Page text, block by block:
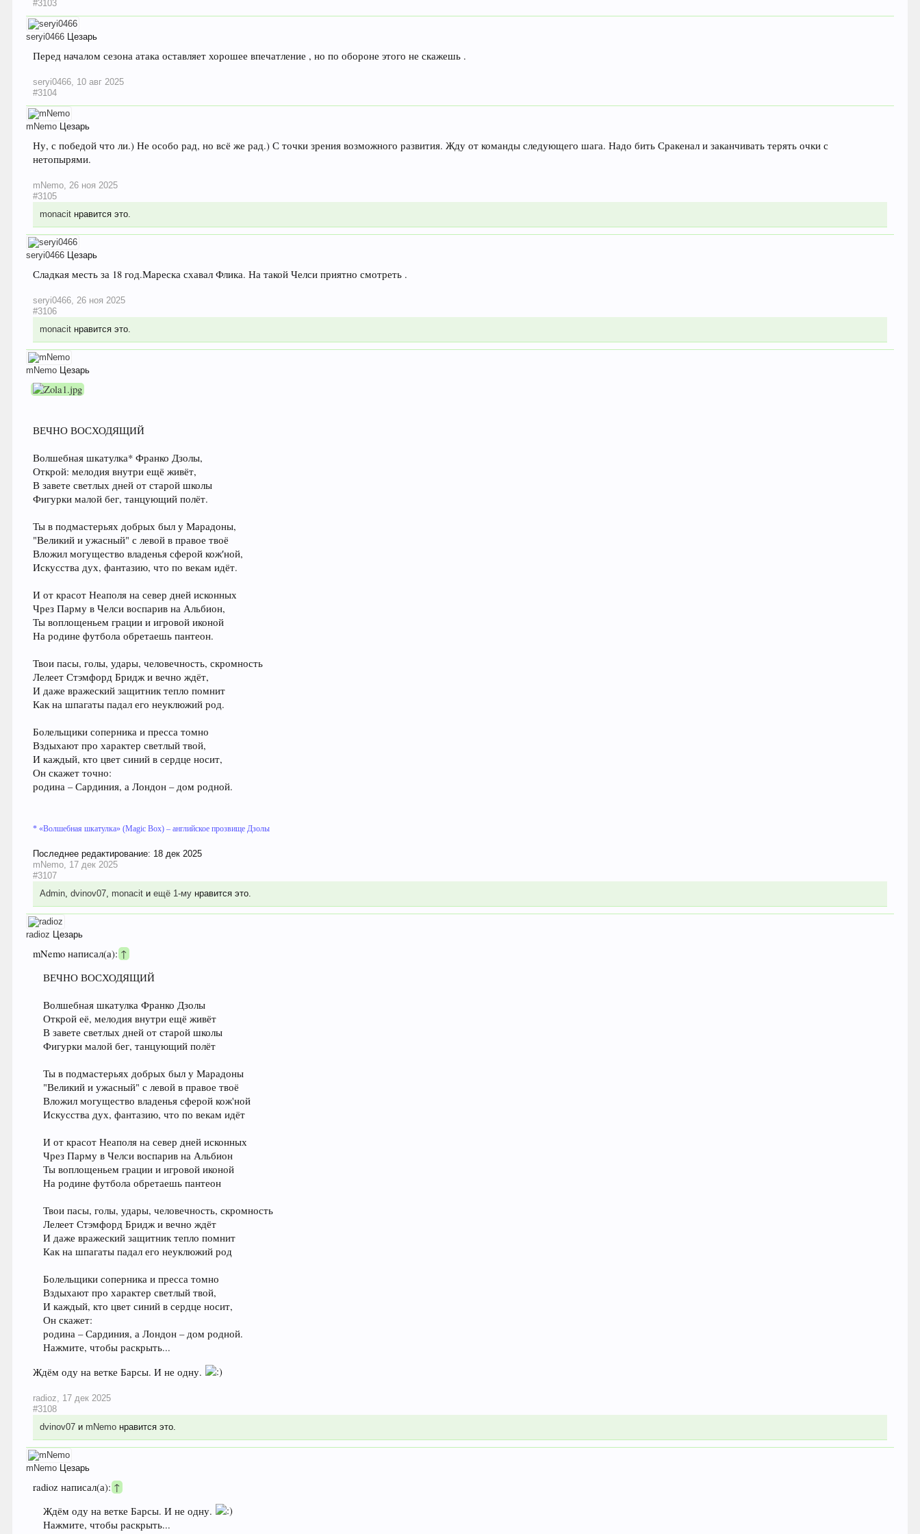
#3103
seryi0466 Цезарь
Перед началом сезона атака оставляет хорошее впечатление , но по обороне этого не скажешь .
seryi0466, 10 авг 2025
#3104
mNemo Цезарь
Ну, с победой что ли.) Не особо рад, но всё же рад.) С точки зрения возможного развития. Жду от команды следующего шага. Надо бить Сракенал и заканчивать терять очки с
нетопырями.
mNemo, 26 ноя 2025
#3105
monacit нравится это.
seryi0466 Цезарь
Сладкая месть за 18 год.Мареска схавал Флика. На такой Челси приятно смотреть .
seryi0466, 26 ноя 2025
#3106
monacit нравится это.
mNemo Цезарь
ВЕЧНО ВОСХОДЯЩИЙ
Волшебная шкатулка* Франко Дзолы,
Открой: мелодия внутри ещё живёт,
В завете светлых дней от старой школы
Фигурки малой бег, танцующий полёт.
Ты в подмастерьях добрых был у Марадоны,
"Великий и ужасный" с левой в правое твоё
Вложил могущество владенья сферой кож′ной,
Искусства дух, фантазию, что по векам идёт.
И от красот Неаполя на север дней исконных
Чрез Парму в Челси воспарив на Альбион,
Ты воплощеньем грации и игровой иконой
На родине футбола обретаешь пантеон.
Твои пасы, голы, удары, человечность, скромность
Лелеет Стэмфорд Бридж и вечно ждёт,
И даже вражеский защитник тепло помнит
Как на шпагаты падал его неуклюжий род.
Болельщики соперника и пресса томно
Вздыхают про характер светлый твой,
И каждый, кто цвет синий в сердце носит,
Он скажет точно:
родина – Сардиния, а Лондон – дом родной.
* «Волшебная шкатулка» (Magic Box) – английское прозвище Дзолы
Последнее редактирование: 18 дек 2025
mNemo, 17 дек 2025
#3107
Admin,dvinov07, monacit иещё 1-му нравится это.
radioz Цезарь
mNemo написал(а): ↑
ВЕЧНО ВОСХОДЯЩИЙ
Волшебная шкатулка Франко Дзолы
Открой её, мелодия внутри ещё живёт
В завете светлых дней от старой школы
Фигурки малой бег, танцующий полёт
Ты в подмастерьях добрых был у Марадоны
"Великий и ужасный" с левой в правое твоё
Вложил могущество владенья сферой кож'ной
Искусства дух, фантазию, что по векам идёт
И от красот Неаполя на север дней исконных
Чрез Парму в Челси воспарив на Альбион
Ты воплощеньем грации и игровой иконой
На родине футбола обретаешь пантеон
Твои пасы, голы, удары, человечность, скромность
Лелеет Стэмфорд Бридж и вечно ждёт
И даже вражеский защитник тепло помнит
Как на шпагаты падал его неуклюжий род
Болельщики соперника и пресса томно
Вздыхают про характер светлый твой,
И каждый, кто цвет синий в сердце носит,
Он скажет:
родина – Сардиния, а Лондон – дом родной.
Нажмите, чтобы раскрыть...
Ждём оду на ветке Барсы. И не одну.
radioz
17 дек 2025
#3108
dvinov07 и mNemo нравится это.
mNemo Цезарь
radioz написал(а):↑
Ждём оду на ветке Барсы. И не одну.
Нажмите, чтобы раскрыть...